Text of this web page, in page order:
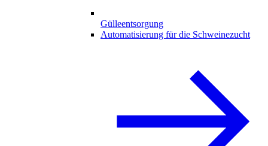
Gülleentsorgung
Automatisierung für die Schweinezucht